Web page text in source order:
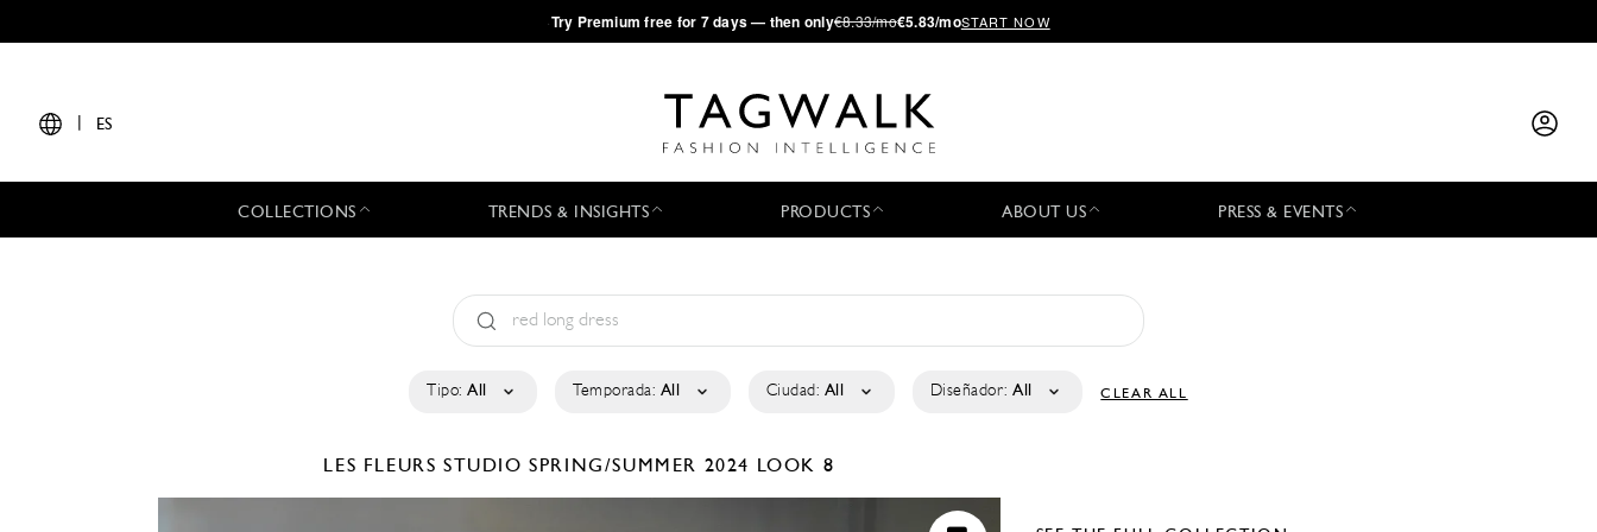
·Try Premium free for 7 days — then only€8.33/mo€5.83/moSTART NOW
ES
COLLECTIONS TRENDS & INSIGHTS PRODUCTS ABOUT US PRESS & EVENTS
Tipo: All Temporada: All Ciudad: All Diseñador: All CLEAR ALL
LES FLEURS STUDIOSPRING/SUMMER 2024 LOOK 8